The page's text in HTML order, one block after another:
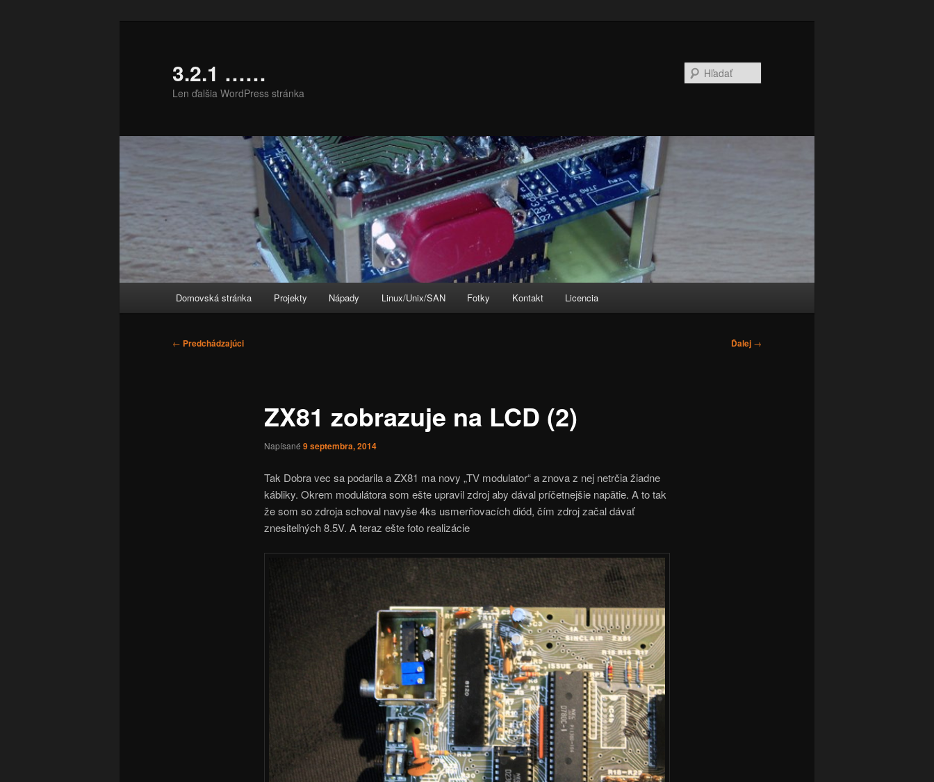
3.2.1 ……
Len ďalšia WordPress stránka
Domovská stránka Projekty Nápady Linux/Unix/SAN Fotky Kontakt Licencia
Navigácia
← Predchádzajúci Ďalej →
ZX81 zobrazuje na LCD (2)
Napísané 9 septembra, 2014
Tak Dobra vec sa podarila a ZX81 ma novy „TV modulator“ a znova z nej netrčia žiadne
kábliky. Okrem modulátora som ešte upravil zdroj aby dával príčetnejšie napätie. A to tak
že som so zdroja schoval navyše 4ks usmerňovacích diód, čím zdroj začal dávať
znesiteľných 8.5V. A teraz ešte foto realizácie